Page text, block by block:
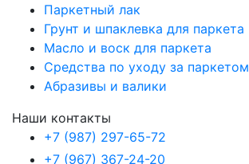
Паркетный лак
Грунт и шпаклевка для паркета
Масло и воск для паркета
Средства по уходу за паркетом
Абразивы и валики
Наши контакты
+7 (987) 297-65-72
+7 (967) 367-24-20